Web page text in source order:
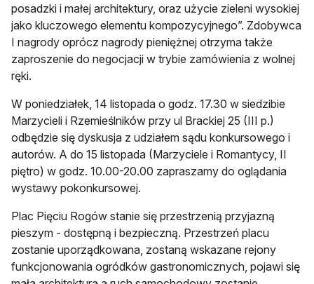
posadzki i małej architektury, oraz użycie zieleni wysokiej
jako kluczowego elementu kompozycyjnego”. Zdobywca
I nagrody oprócz nagrody pieniężnej otrzyma także
zaproszenie do negocjacji w trybie zamówienia z wolnej
ręki.
W poniedziałek, 14 listopada o godz. 17.30 w siedzibie
Marzycieli i Rzemieślników przy ul Brackiej 25 (III p.)
odbędzie się dyskusja z udziałem sądu konkursowego i
autorów. A do 15 listopada (Marzyciele i Romantycy, II
piętro) w godz. 10.00-20.00 zapraszamy do oglądania
wystawy pokonkursowej.
Plac Pięciu Rogów stanie się przestrzenią przyjazną
pieszym - dostępną i bezpieczną. Przestrzeń placu
zostanie uporządkowana, zostaną wskazane rejony
funkcjonowania ogródków gastronomicznych, pojawi się